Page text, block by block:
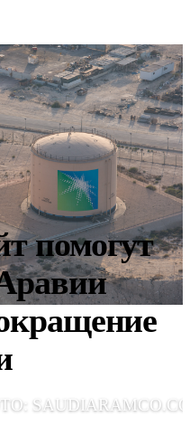
помогут